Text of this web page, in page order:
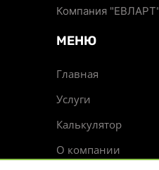
Компания
МЕНЮ
Главная
Услуги
Калькулятор
О компании